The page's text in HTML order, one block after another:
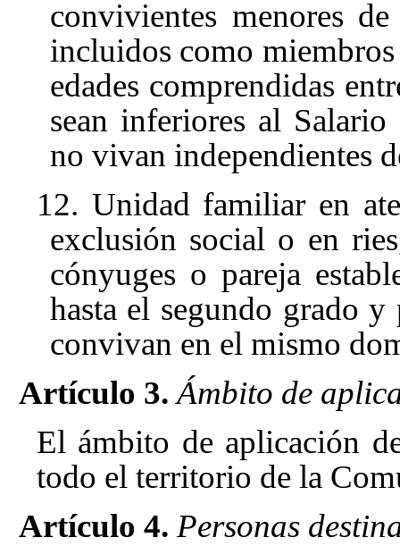
convivientes menores
incluidos como
edades comprendidas
sean inferiores al
no vivan independientes
12. Unidad familiar en
exclusión social o en
cónyuges o pareja
hasta el segundo grado
convivan en el mismo
Artículo 3. Ámbito de
El ámbito de aplicación
todo el territorio de la
Artículo 4. Personas